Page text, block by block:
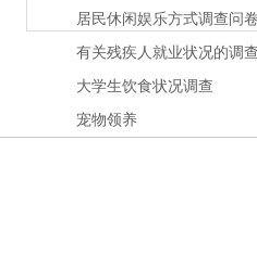
居民休闲娱乐方式调查问卷
有关残疾人就业状况的调
大学生饮食状况调查
宠物领养